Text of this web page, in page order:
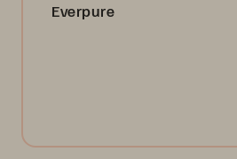
Everpure